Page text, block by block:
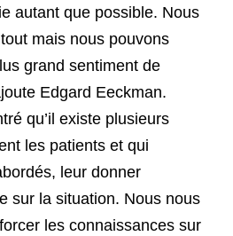
autant que possible. Nous
mais nous pouvons
grand sentiment de
Edgard Eeckman.
qu’il existe plusieurs
les patients et qui
leur donner
sur la situation. Nous nous
les connaissances sur